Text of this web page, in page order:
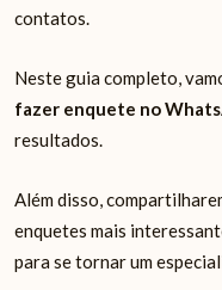
contatos.
Neste guia completo,
fazer enquete no
resultados.
Além disso,
enquetes mais
para se tornar um